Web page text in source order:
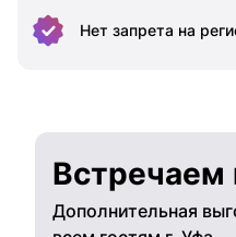
Нет запрета на
Встречаем
Дополнительная